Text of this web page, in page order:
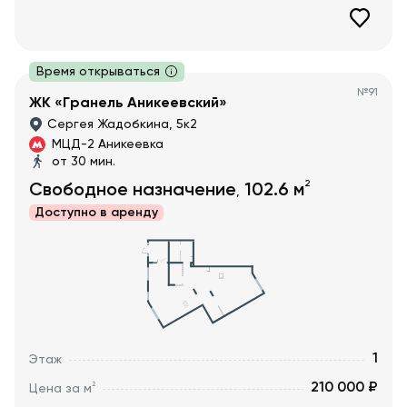
Время открываться
№91
ЖК «Гранель Аникеевский»
Сергея Жадобкина, 5к2
МЦД-2 Аникеевка
от 30 мин.
Свободное назначение 102.6 м2
Доступно в аренду
Этаж 1
Цена за м2 210 000 ₽